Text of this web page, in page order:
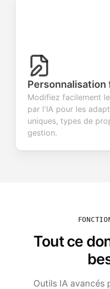
Personnalisation
Modifiez facilement
par l'IA pour les
uniques, types de
gestion.
Tout ce
Outils IA avancés